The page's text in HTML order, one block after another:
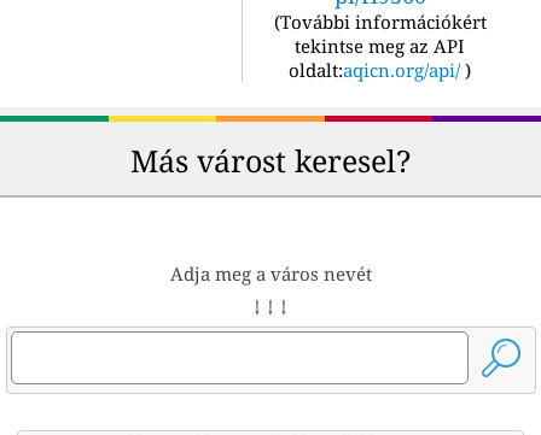
(További információkért
tekintse meg az API
oldalt:aqicn.org/api/ )
Más várost keresel?
Adja meg a város nevét
↓ ↓ ↓